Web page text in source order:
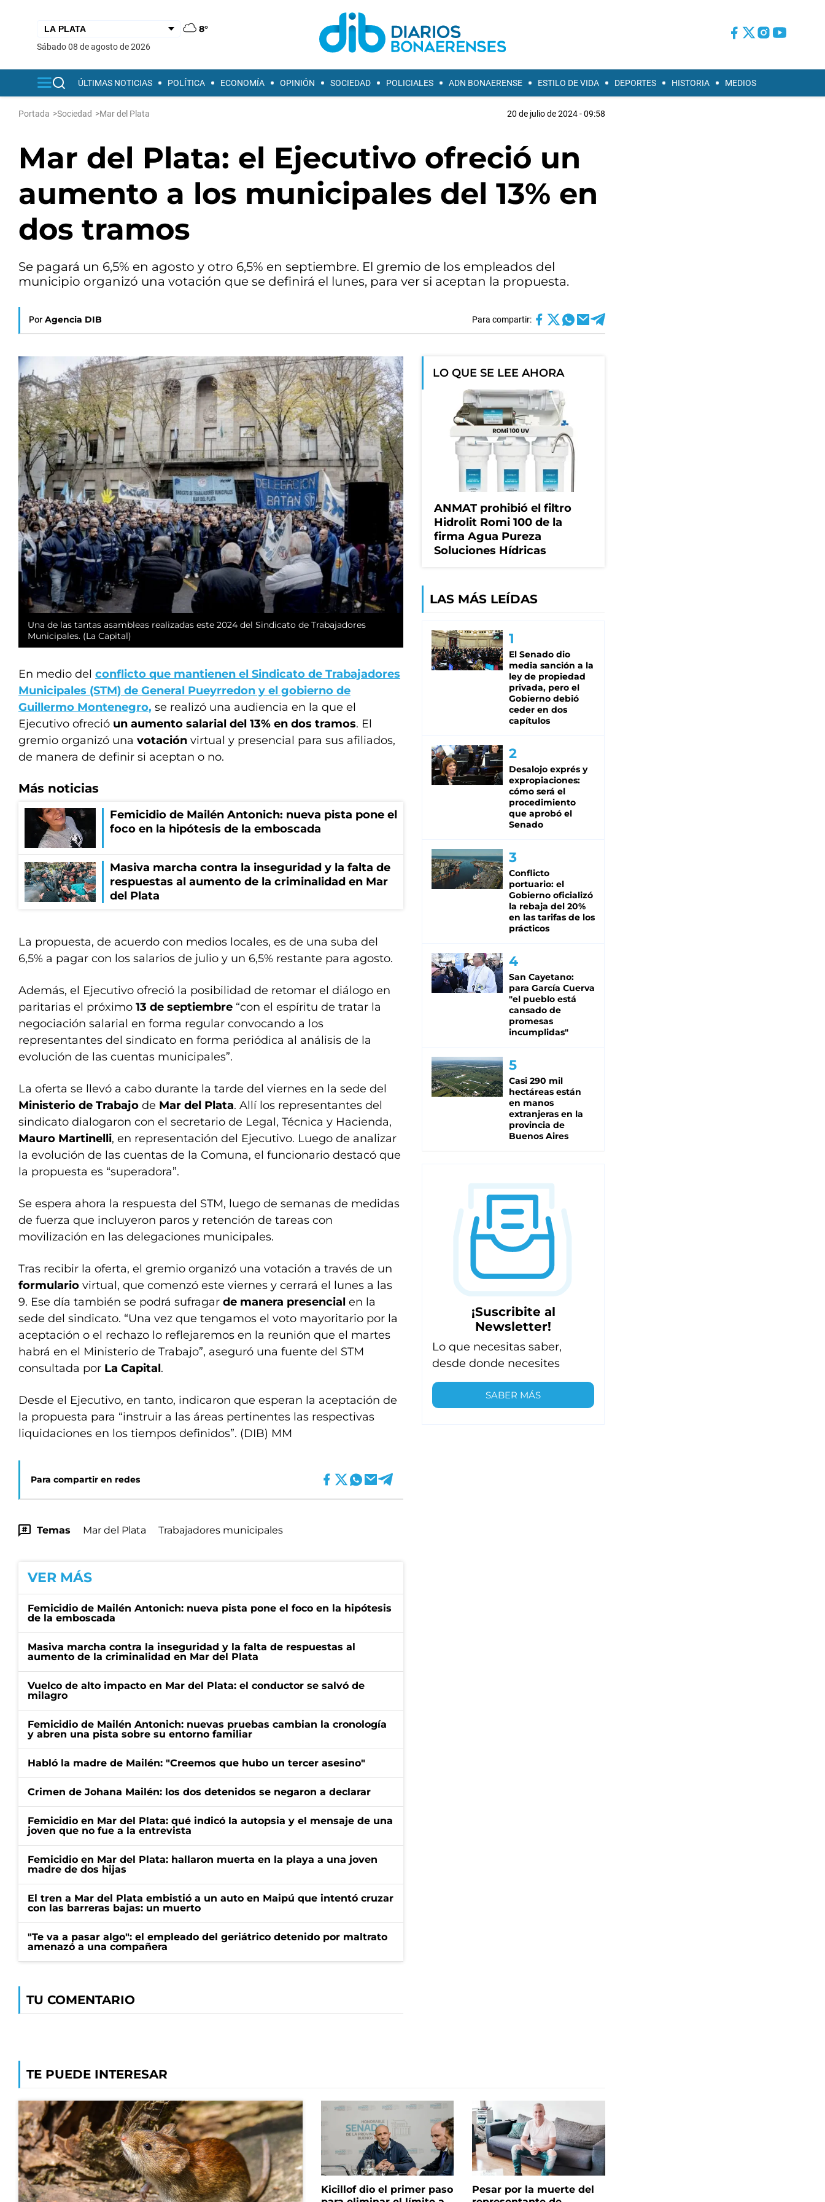
8°
sábado 08 de agosto de 2026
ÚLTIMAS NOTICIAS POLÍTICA ECONOMÍA OPINIÓN SOCIEDAD POLICIALES ADN BONAERENSE ESTILO DE VIDA DEPORTES HISTORIA MEDIOS
Portada >Sociedad >Mar del Plata 20 de julio de 2024 - 09:58
Mar del Plata: el Ejecutivo ofreció un
aumento a los municipales del 13% en
dos tramos
Se pagará un 6,5% en agosto y otro 6,5% en septiembre. El gremio de los empleados del
municipio organizó una votación que se definirá el lunes, para ver si aceptan la propuesta.
Por Agencia DIB Para compartir:
Una de las tantas asambleas realizadas este 2024 del Sindicato de Trabajadores
Municipales. (La Capital)
En medio del conflicto que mantienen el Sindicato de Trabajadores
Municipales (STM) de General Pueyrredon y el gobierno de
Guillermo Montenegro, se realizó una audiencia en la que el
Ejecutivo ofreció un aumento salarial del 13% en dos tramos. El
gremio organizó una votación virtual y presencial para sus afiliados,
de manera de definir si aceptan o no.
Más noticias
Femicidio de Mailén Antonich: nueva pista pone el
foco en la hipótesis de la emboscada
Masiva marcha contra la inseguridad y la falta de
respuestas al aumento de la criminalidad en Mar
del Plata
La propuesta, de acuerdo con medios locales, es de una suba del
6,5% a pagar con los salarios de julio y un 6,5% restante para agosto.
Además, el Ejecutivo ofreció la posibilidad de retomar el diálogo en
paritarias el próximo 13 de septiembre “con el espíritu de tratar la
negociación salarial en forma regular convocando a los
representantes del sindicato en forma periódica al análisis de la
evolución de las cuentas municipales”.
La oferta se llevó a cabo durante la tarde del viernes en la sede del
Ministerio de Trabajo de Mar del Plata. Allí los representantes del
sindicato dialogaron con el secretario de Legal, Técnica y Hacienda,
Mauro Martinelli, en representación del Ejecutivo. Luego de analizar
la evolución de las cuentas de la Comuna, el funcionario destacó que
la propuesta es “superadora”.
Se espera ahora la respuesta del STM, luego de semanas de medidas
de fuerza que incluyeron paros y retención de tareas con
movilización en las delegaciones municipales.
Tras recibir la oferta, el gremio organizó una votación a través de un
formulario virtual, que comenzó este viernes y cerrará el lunes a las
9. Ese día también se podrá sufragar de manera presencial en la
sede del sindicato. “Una vez que tengamos el voto mayoritario por la
aceptación o el rechazo lo reflejaremos en la reunión que el martes
habrá en el Ministerio de Trabajo”, aseguró una fuente del STM
consultada por La Capital.
Desde el Ejecutivo, en tanto, indicaron que esperan la aceptación de
la propuesta para “instruir a las áreas pertinentes las respectivas
liquidaciones en los tiempos definidos”. (DIB) MM
Para compartir en redes
Temas Mar del Plata Trabajadores municipales
VER MÁS
Femicidio de Mailén Antonich: nueva pista pone el foco en la hipótesis
de la emboscada
Masiva marcha contra la inseguridad y la falta de respuestas al
aumento de la criminalidad en Mar del Plata
Vuelco de alto impacto en Mar del Plata: el conductor se salvó de
milagro
Femicidio de Mailén Antonich: nuevas pruebas cambian la cronología
y abren una pista sobre su entorno familiar
Habló la madre de Mailén: "Creemos que hubo un tercer asesino"
Crimen de Johana Mailén: los dos detenidos se negaron a declarar
Femicidio en Mar del Plata: qué indicó la autopsia y el mensaje de una
joven que no fue a la entrevista
Femicidio en Mar del Plata: hallaron muerta en la playa a una joven
madre de dos hijas
El tren a Mar del Plata embistió a un auto en Maipú que intentó cruzar
con las barreras bajas: un muerto
"Te va a pasar algo": el empleado del geriátrico detenido por maltrato
amenazó a una compañera
TU COMENTARIO
LO QUE SE LEE AHORA
ANMAT prohibió el filtro
Hidrolit Romi 100 de la
firma Agua Pureza
Soluciones Hídricas
LAS MÁS LEÍDAS
El Senado dio
media sanción a la
ley de propiedad
privada, pero el
Gobierno debió
ceder en dos
capítulos
Desalojo exprés y
expropiaciones:
cómo será el
procedimiento
que aprobó el
Senado
Conflicto
portuario: el
Gobierno oficializó
la rebaja del 20%
en las tarifas de los
prácticos
San Cayetano:
para García Cuerva
"el pueblo está
cansado de
promesas
incumplidas"
Casi 290 mil
hectáreas están
en manos
extranjeras en la
provincia de
Buenos Aires
¡Suscribite al
Newsletter!
Lo que necesitas saber,
desde donde necesites
SABER MÁS
TE PUEDE INTERESAR
Kicillof dio el primer paso
Pesar por la muerte del